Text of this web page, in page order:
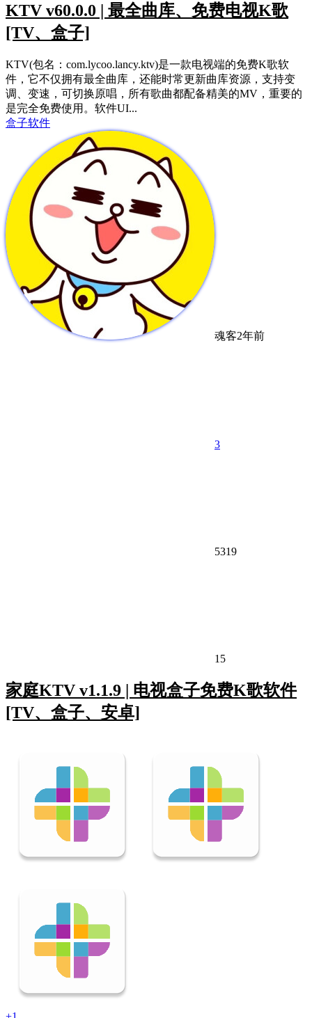
KTV v60.0.0 | 最全曲库、免费电视K歌
[TV、盒子]
KTV(包名：com.lycoo.lancy.ktv)是一款电视端的免费K歌软
件，它不仅拥有最全曲库，还能时常更新曲库资源，支持变
调、变速，可切换原唱，所有歌曲都配备精美的MV，重要的
是完全免费使用。软件UI...
盒子软件
魂客2年前
3
5319
15
家庭KTV v1.1.9 | 电视盒子免费K歌软件
[TV、盒子、安卓]